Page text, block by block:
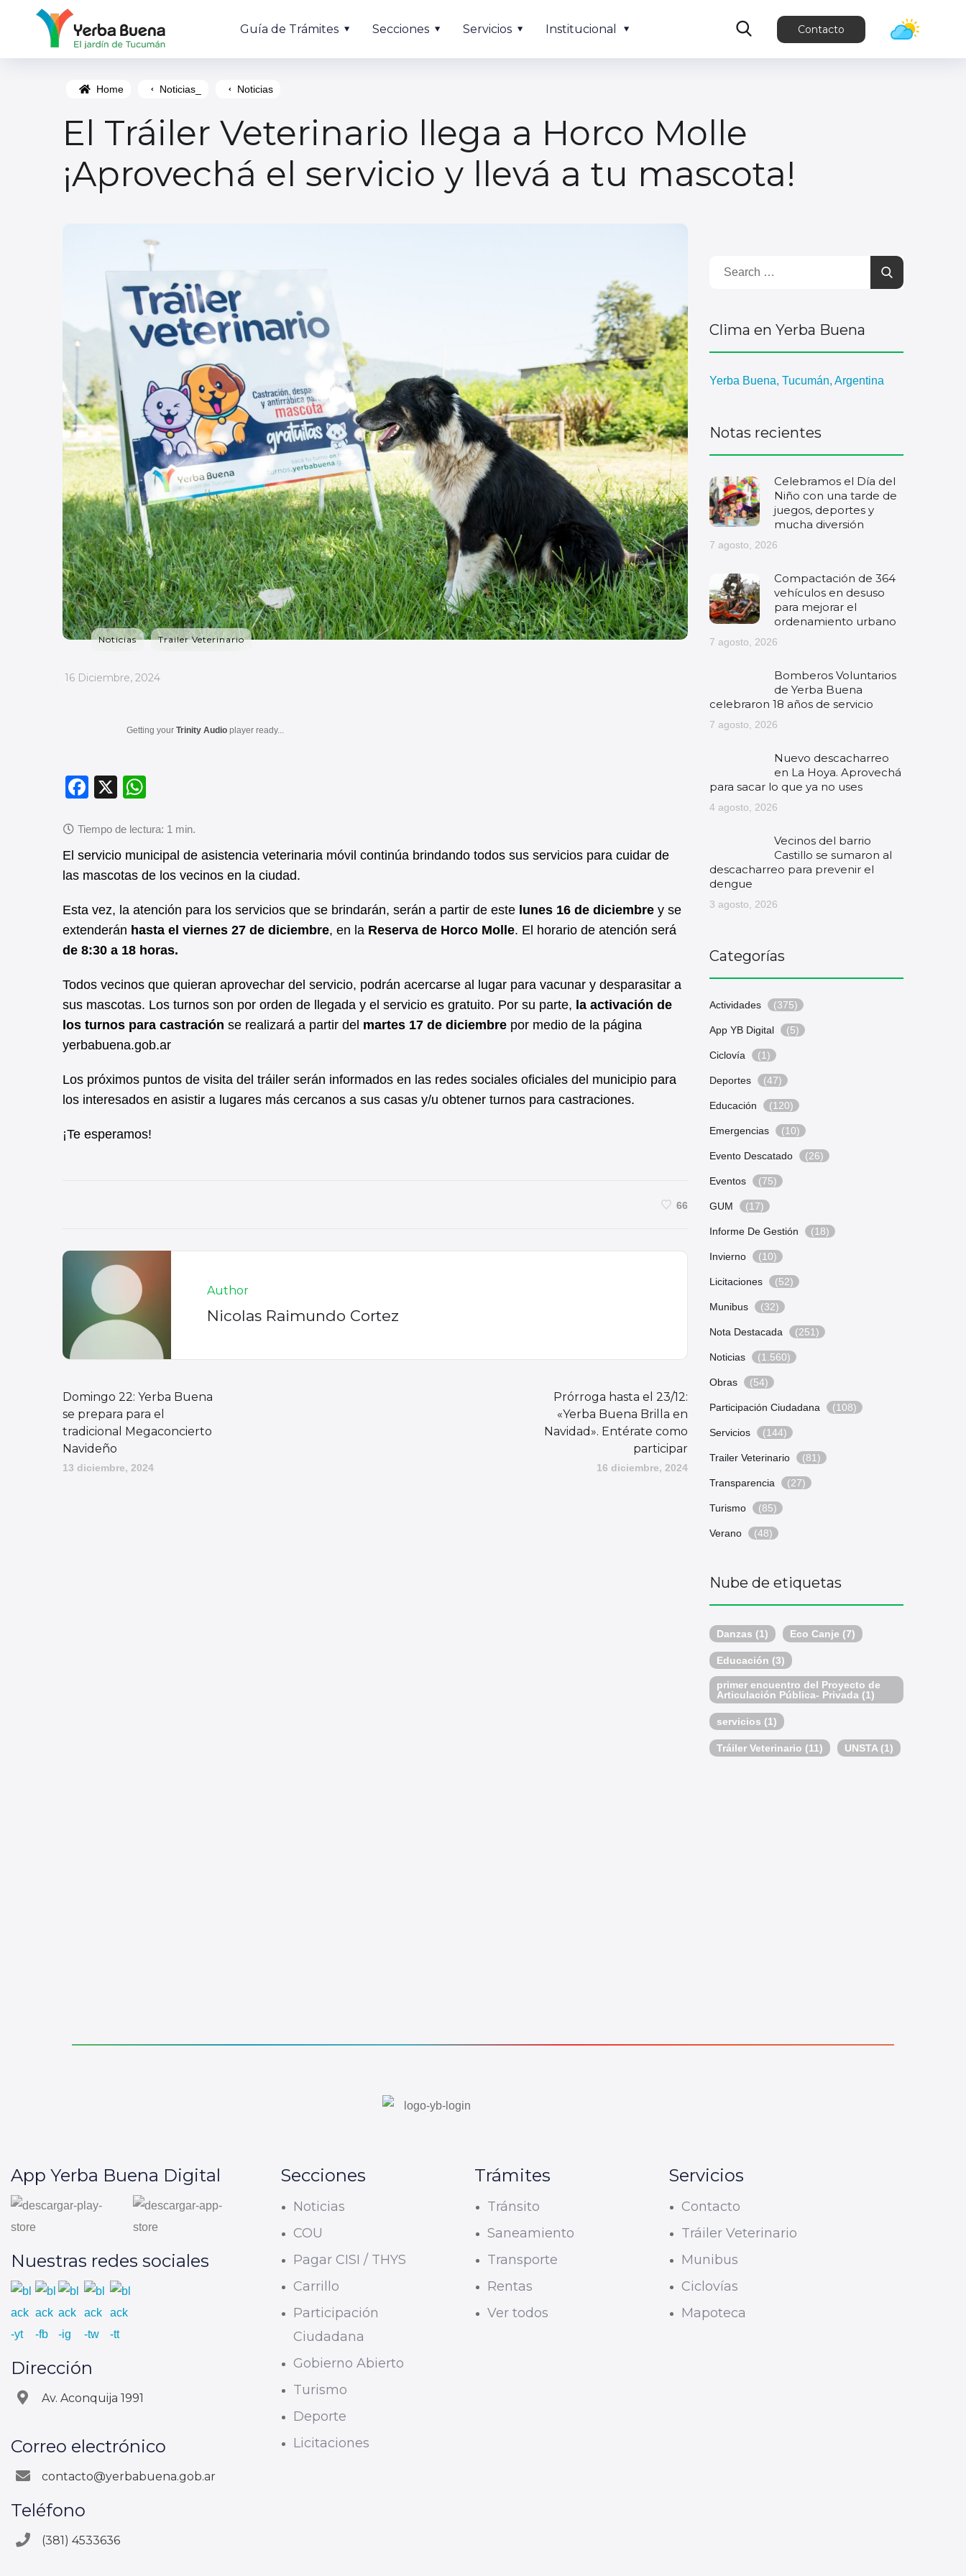
Guía de Trámites Secciones Servicios Institucional Contacto
Home Noticias_ Noticias
El Tráiler Veterinario llega a Horco Molle
¡Aprovechá el servicio y llevá a tu mascota!
Noticias Trailer Veterinario
_
16 Diciembre, 2024
Getting your Trinity Audio player ready...
F
c
e
b
o
o
k
X
at
s
A
p
p
El servicio municipal de asistencia veterinaria móvil continúa brindando todos sus servicios para cuidar de
las mascotas de los vecinos en la ciudad.
Esta vez, la atención para los servicios que se brindarán, serán a partir de este lunes 16 de diciembre y se
extenderán hasta el viernes 27 de diciembre, en la Reserva de Horco Molle. El horario de atención será
de 8:30 a 18 horas.
Todos vecinos que quieran aprovechar del servicio, podrán acercarse al lugar para vacunar y desparasitar a
sus mascotas. Los turnos son por orden de llegada y el servicio es gratuito. Por su parte, la activación de
los turnos para castración se realizará a partir del martes 17 de diciembre por medio de la página
yerbabuena.gob.ar
Los próximos puntos de visita del tráiler serán informados en las redes sociales oficiales del municipio para
los interesados en asistir a lugares más cercanos a sus casas y/u obtener turnos para castraciones.
¡Te esperamos!
66
Author
Nicolas Raimundo Cortez
Domingo 22: Yerba Buena
se prepara para el
tradicional Megaconcierto
Navideño
13 diciembre, 2024
Prórroga hasta el 23/12:
«Yerba Buena Brilla en
Navidad». Entérate como
participar
16 diciembre, 2024
Clima en Yerba Buena
Yerba Buena, Tucumán, Argentina
Notas recientes
Celebramos el Día del
Niño con una tarde de
juegos, deportes y
mucha diversión
7 agosto, 2026
Compactación de 364
vehículos en desuso
para mejorar el
ordenamiento urbano
7 agosto, 2026
Bomberos Voluntarios
de Yerba Buena
celebraron 18 años de servicio
7 agosto, 2026
Nuevo descacharreo
en La Hoya. Aprovechá
para sacar lo que ya no uses
4 agosto, 2026
Vecinos del barrio
Castillo se sumaron al
descacharreo para prevenir el
dengue
3 agosto, 2026
Categorías
Actividades (375)
App YB Digital (5)
Ciclovía (1)
Deportes (47)
Educación (120)
Emergencias (10)
Evento Descatado (26)
Eventos (75)
GUM (17)
Informe De Gestión (18)
Invierno (10)
Licitaciones (52)
Munibus (32)
Nota Destacada (251)
Noticias (1.560)
Obras (54)
Participación Ciudadana (108)
Servicios (144)
Trailer Veterinario (81)
Transparencia (27)
Turismo (85)
Verano (48)
Nube de etiquetas
Danzas (1) Eco Canje (7)
Educación (3)
primer encuentro del Proyecto de
Articulación Pública- Privada (1)
servicios (1)
Tráiler Veterinario (11) UNSTA (1)
App Yerba Buena Digital
Nuestras redes sociales
Dirección
Av. Aconquija 1991
Correo electrónico
contacto@yerbabuena.gob.ar
Teléfono
(381) 4533636
Secciones
Noticias
COU
Pagar CISI / THYS
Carrillo
Participación
Ciudadana
Gobierno Abierto
Turismo
Deporte
Licitaciones
Trámites
Tránsito
Saneamiento
Transporte
Rentas
Ver todos
Servicios
Contacto
Tráiler Veterinario
Munibus
Ciclovías
Mapoteca